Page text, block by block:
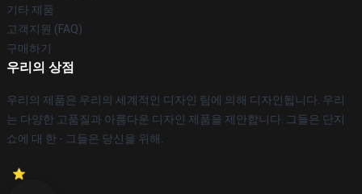
기타 제품
고객지원 (FAQ)
구매하기
우리의 상점
우리의 제품은 우리의 세계적인 디자인 팀에 의해 디자인됩니다. 우리
는 다양한 고품질과 아름다운 디자인 제품을 제안합니다. 그들은 단지
쇼에 대 한 - 그들은 당신을 위해.